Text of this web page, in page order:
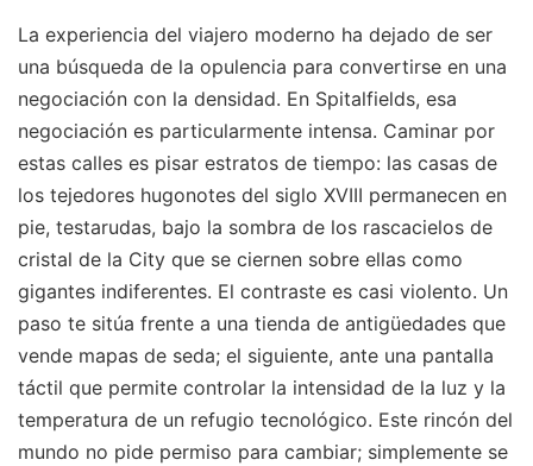
La experiencia del viajero moderno ha dejado de ser
una búsqueda de la opulencia para convertirse en una
negociación con la densidad. En Spitalfields, esa
negociación es particularmente intensa. Caminar por
estas calles es pisar estratos de tiempo: las casas de
los tejedores hugonotes del siglo XVIII permanecen en
pie, testarudas, bajo la sombra de los rascacielos de
cristal de la City que se ciernen sobre ellas como
gigantes indiferentes. El contraste es casi violento. Un
paso te sitúa frente a una tienda de antigüedades que
vende mapas de seda; el siguiente, ante una pantalla
táctil que permite controlar la intensidad de la luz y la
temperatura de un refugio tecnológico. Este rincón del
mundo no pide permiso para cambiar; simplemente se